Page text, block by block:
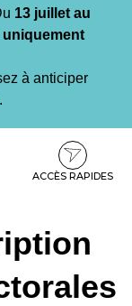
13 juillet au
à anticiper
ACCÈS RAPIDES